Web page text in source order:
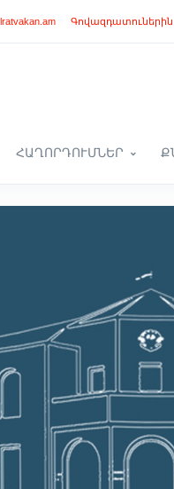
Գովազդատուներին
ՀԱՂՈՐԴՈՒՄՆԵՐ